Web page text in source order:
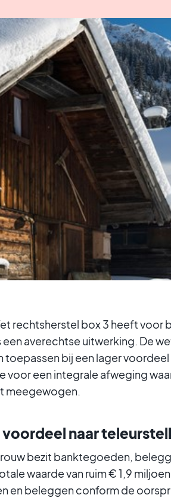
rechtsherstel box 3 heeft
een averechtse uitwerking. De
toepassen bij een lager
voor een integrale afweging
meegewogen.
voordeel naar
bezit banktegoeden,
waarde van ruim € 1,9
en beleggen conform de